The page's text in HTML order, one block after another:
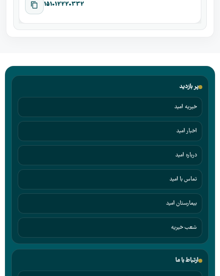
151012220332
پر بازدید
خیریه امید
اخبار امید
درباره امید
تماس با امید
بیمارستان امید
شعب خیریه
ارتباط با ما